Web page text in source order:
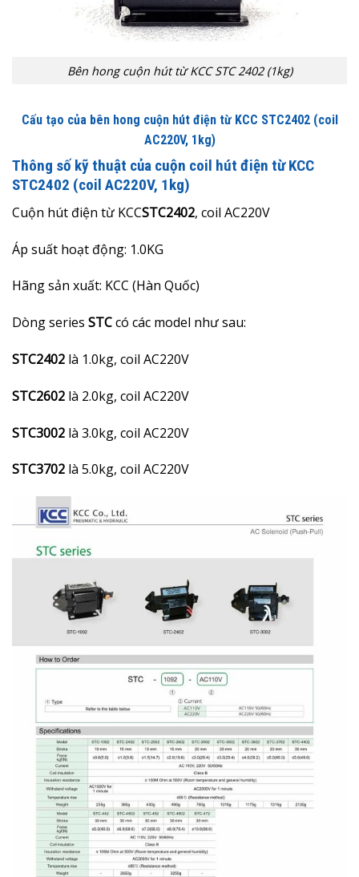
Bên hong cuộn hút từ KCC STC 2402 (1kg)
Cấu tạo của bên hong cuộn hút điện từ KCC STC2402 (coil
AC220V, 1kg)
Thông số kỹ thuật của cuộn coil hút điện từ KCC
STC2402 (coil AC220V, 1kg)
Cuộn hút điện từ KCCSTC2402, coil AC220V
Áp suất hoạt động: 1.0KG
Hãng sản xuất: KCC (Hàn Quốc)
Dòng series STCcó các model như sau:
STC2402 là 1.0kg, coil AC220V
STC2602 là 2.0kg, coil AC220V
STC3002 là 3.0kg, coil AC220V
STC3702 là 5.0kg, coil AC220V